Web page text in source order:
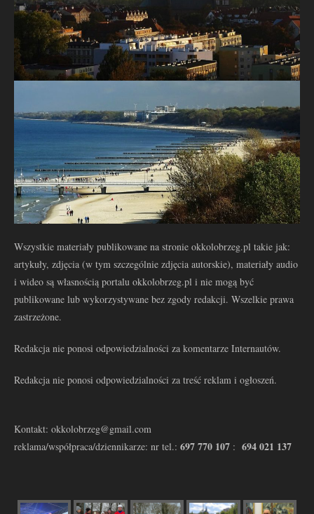
Wszystkie materiały publikowane na stronie okkolobrzeg.pl takie jak:
artykuły, zdjęcia (w tym szczególnie zdjęcia autorskie), materiały audio
i wideo są własnością portalu okkolobrzeg.pl i nie mogą być
publikowane lub wykorzystywane bez zgody redakcji. Wszelkie prawa
zastrzeżone.
Redakcja nie ponosi odpowiedzialności za komentarze Internautów.
Redakcja nie ponosi odpowiedzialności za treść reklam i ogłoszeń.
Kontakt: okkolobrzeg@gmail.com
reklama/współpraca/dziennikarze: nr tel.: 697 770 107 : 694 021 137